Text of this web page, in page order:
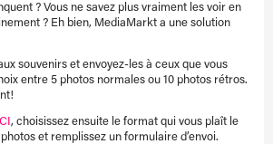
? Vous ne savez plus vraiment les voir en
? Eh bien, MediaMarkt a une solution
souvenirs et envoyez-les à ceux que vous
entre 5 photos normales ou 10 photos rétros.
ICI , choisissez ensuite le format qui vous plaît le
et remplissez un formulaire d’envoi.